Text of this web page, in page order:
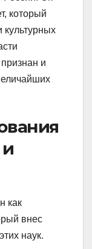
который
и
как
внес
наук.